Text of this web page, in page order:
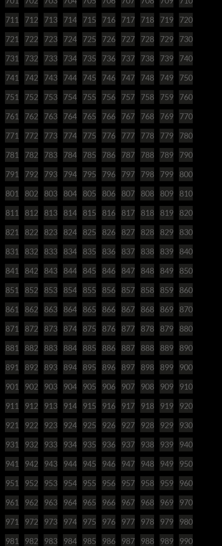
711 712 713 714 715 716 717 718 719 720
721 722 723 724 725 726 727 728 729 730
731 732 733 734 735 736 737 738 739 740
741 742 743 744 745 746 747 748 749 750
751 752 753 754 755 756 757 758 759 760
761 762 763 764 765 766 767 768 769 770
771 772 773 774 775 776 777 778 779 780
781 782 783 784 785 786 787 788 789 790
791 792 793 794 795 796 797 798 799 800
801 802 803 804 805 806 807 808 809 810
811 812 813 814 815 816 817 818 819 820
821 822 823 824 825 826 827 828 829 830
831 832 833 834 835 836 837 838 839 840
841 842 843 844 845 846 847 848 849 850
851 852 853 854 855 856 857 858 859 860
861 862 863 864 865 866 867 868 869 870
871 872 873 874 875 876 877 878 879 880
881 882 883 884 885 886 887 888 889 890
891 892 893 894 895 896 897 898 899 900
901 902 903 904 905 906 907 908 909 910
911 912 913 914 915 916 917 918 919 920
921 922 923 924 925 926 927 928 929 930
931 932 933 934 935 936 937 938 939 940
941 942 943 944 945 946 947 948 949 950
951 952 953 954 955 956 957 958 959 960
961 962 963 964 965 966 967 968 969 970
971 972 973 974 975 976 977 978 979 980
981 982 983 984 985 986 987 988 989 990